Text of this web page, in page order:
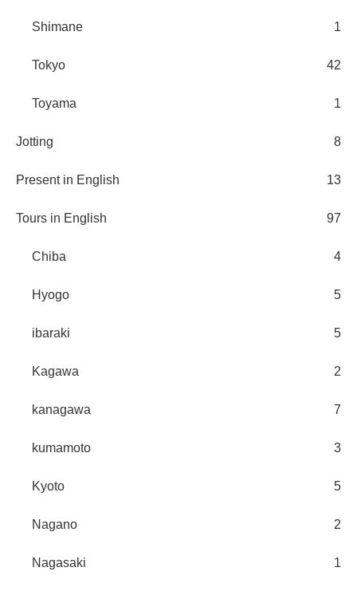
Shimane 1
Tokyo 42
Toyama 1
Jotting 8
Present in English 13
Tours in English 97
Chiba 4
Hyogo 5
ibaraki 5
Kagawa 2
kanagawa 7
kumamoto 3
Kyoto 5
Nagano 2
Nagasaki 1